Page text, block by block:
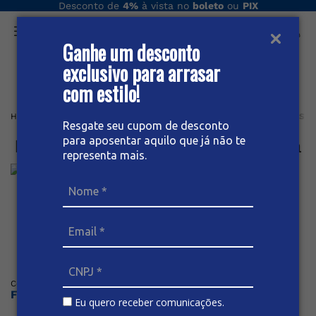
Ganhe um desconto
exclusivo para arrasar
com estilo!
Resgate seu cupom de desconto
para aposentar aquilo que já não te
representa mais.
Eu quero receber comunicações.
Desconto de 4%à vista no boletoou PIX
O que você procura hoje?
Home
Bermuda Social Jeans Feminina
Posicione o mouse sob a imagem para dar zoom
Código
Faça o login ou cadastre-se para ver os preços